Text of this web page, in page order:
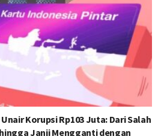
Korupsi Rp103 Juta: Dari Salah
Janji Mengganti dengan